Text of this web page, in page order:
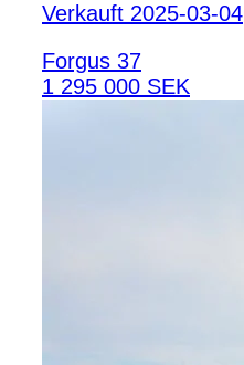
Verkauft 2025-03-04
Forgus 37
1 295 000 SEK